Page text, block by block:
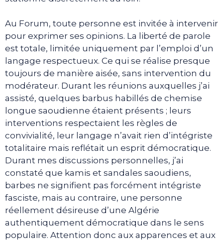
Au Forum, toute personne est invitée à intervenir
pour exprimer ses opinions. La liberté de parole
est totale, limitée uniquement par l’emploi d’un
langage respectueux. Ce qui se réalise presque
toujours de manière aisée, sans intervention du
modérateur. Durant les réunions auxquelles j’ai
assisté, quelques barbus habillés de chemise
longue saoudienne étaient présents ; leurs
interventions respectaient les règles de
convivialité, leur langage n’avait rien d’intégriste
totalitaire mais reflétait un esprit démocratique.
Durant mes discussions personnelles, j’ai
constaté que kamis et sandales saoudiens,
barbes ne signifient pas forcément intégriste
fasciste, mais au contraire, une personne
réellement désireuse d’une Algérie
authentiquement démocratique dans le sens
populaire. Attention donc aux apparences et aux